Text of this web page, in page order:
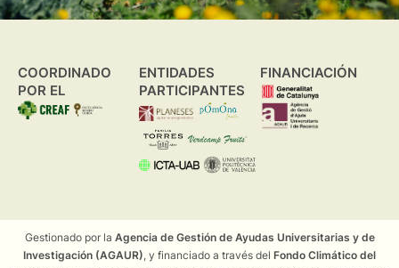
COORDINADO
POR EL
ENTIDADES
PARTICIPANTES
FINANCIACIÓN
Gestionado por la Agencia de Gestión de Ayudas Universitarias y de
Investigación (AGAUR) , y financiado a través del Fondo Climático del